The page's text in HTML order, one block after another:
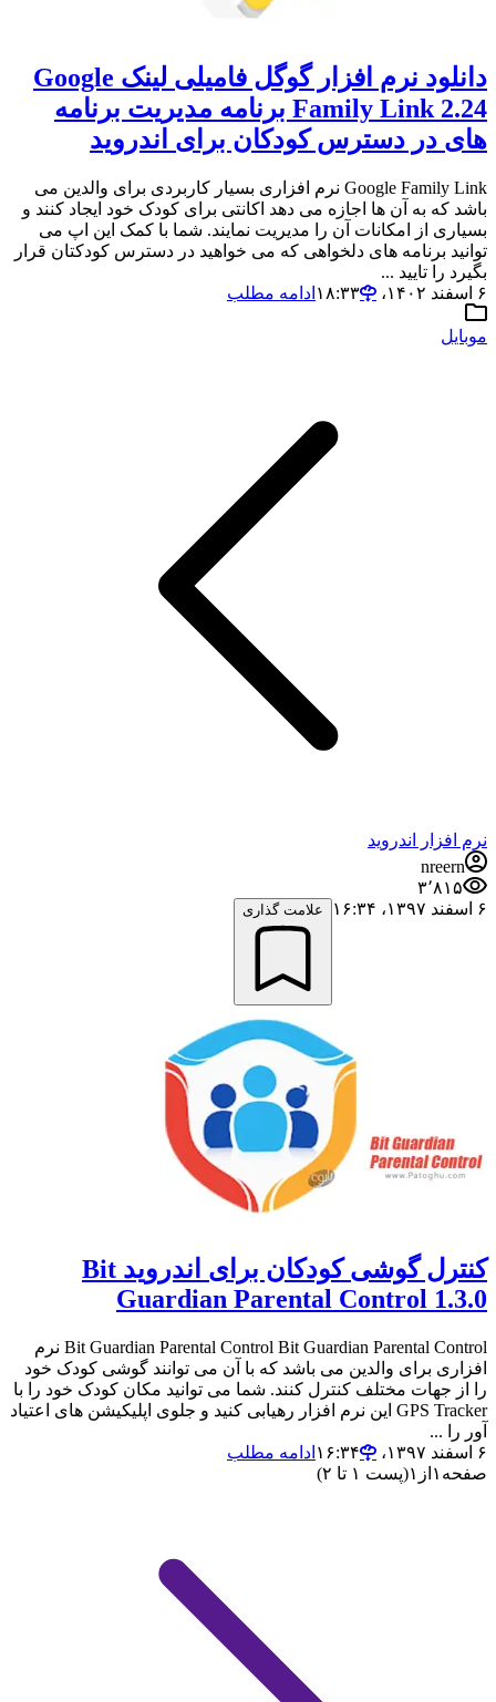
دانلود نرم افزار گوگل فامیلی لینک Google
Family Link 2.24 برنامه مدیریت برنامه
های در دسترس کودکان برای اندروید
Google Family Link نرم افزاری بسیار کاربردی برای والدین می
باشد که به آن ها اجازه می دهد اکانتی برای کودک خود ایجاد کنند و
بسیاری از امکانات آن را مدیریت نمایند. شما با کمک این اپ می
توانید برنامه های دلخواهی که می خواهید در دسترس کودکتان قرار
بگیرد را تایید ...
۶ اسفند ۱۴۰۲،‏ ۱۸:۳۳
ادامه مطلب
موبایل
نرم افزار اندروید
nreern
۳٬۸۱۵
۶ اسفند ۱۳۹۷،‏ ۱۶:۳۴
علامت گذاری
کنترل گوشی کودکان برای اندروید Bit
Guardian Parental Control 1.3.0
Bit Guardian Parental Control Bit Guardian Parental Control نرم
افزاری برای والدین می باشد که با آن می توانند گوشی کودک خود
را از جهات مختلف کنترل کنند. شما می توانید مکان کودک خود را با
GPS Tracker این نرم افزار رهیابی کنید و جلوی اپلیکیشن های اعتیاد
آور را ...
۶ اسفند ۱۳۹۷،‏ ۱۶:۳۴
ادامه مطلب
صفحه ۱ از ۱(پست ۱ تا ۲)